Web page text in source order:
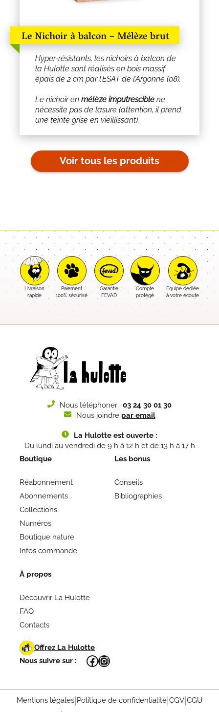
Le Nichoir à balcon – Mélèze brut
Hyper-résistants, les nichoirs à balcon de
la Hulotte sont réalisés en bois massif
épais de 2 cm par l’ESAT de l’Argonne (08).
Le nichoir en mélèze imputrescible ne
nécessite pas de lasure (attention, il prend
une teinte grise en vieillissant).
Voir tous les produits
Livraison
rapide
Paiement
100% sécurisé
Garantie
FEVAD
Compte
protégé
Équipe dédiée
à votre écoute
Nous téléphoner : 03 24 30 01 30
Nous joindre par email
La Hulotte est ouverte :
Du lundi au vendredi de 9 h à 12 h et de 13 h à 17 h
Boutique
Réabonnement
Abonnements
Collections
Numéros
Boutique nature
Infos commande
Les bonus
Conseils
Bibliographies
À propos
Découvrir La Hulotte
FAQ
Contacts
Offrez La Hulotte
Nous suivre sur :
Facebook
Instagram
Mentions légales Politique de confidentialité CGV CGU